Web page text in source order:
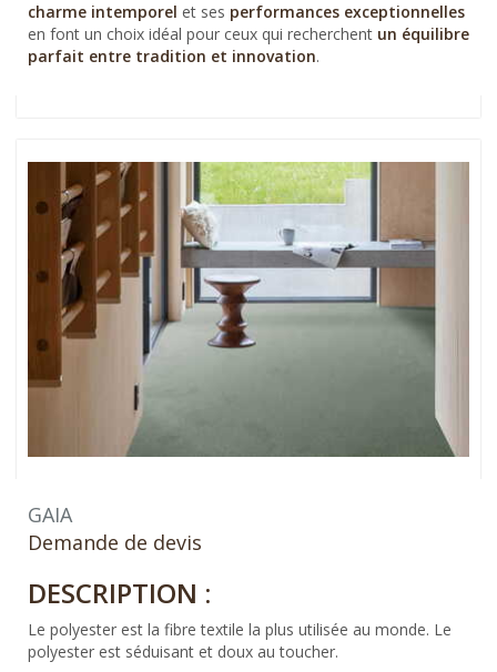
charme intemporel et ses performances exceptionnelles
en font un choix idéal pour ceux qui recherchent un équilibre
parfait entre tradition et innovation.
GAIA
Demande de devis
DESCRIPTION :
Le polyester est la fibre textile la plus utilisée au monde. Le
polyester est séduisant et doux au toucher.